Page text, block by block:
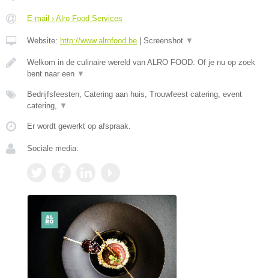
E-mail › Alro Food Services
Website: http://www.alrofood.be Screenshot ▼
Welkom in de culinaire wereld van ALRO FOOD. Of je nu op zoek
bent naar een ▼
Bedrijfsfeesten, Catering aan huis, Trouwfeest catering, event
catering,
▼
Er wordt gewerkt op afspraak.
Sociale media: